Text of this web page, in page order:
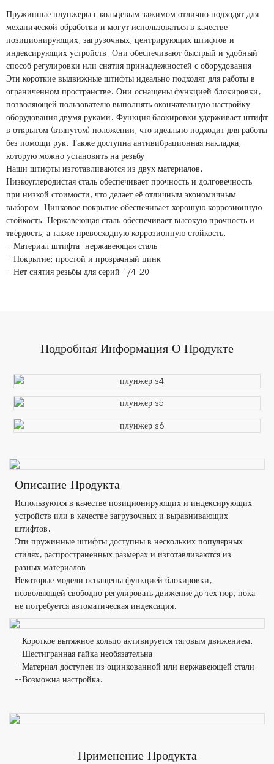
Пружинные плунжеры с кольцевым зажимом отлично подходят для
механической обработки и могут использоваться в качестве
позиционирующих, загрузочных, центрирующих штифтов и
индексирующих устройств. Они обеспечивают быстрый и удобный
способ регулировки или снятия принадлежностей с оборудования.
Эти короткие выдвижные штифты идеально подходят для работы в
ограниченном пространстве. Они оснащены функцией блокировки,
позволяющей пользователю выполнять окончательную настройку
оборудования двумя руками. Функция блокировки удерживает штифт
в открытом (втянутом) положении, что идеально подходит для работы
без помощи рук. Также доступна антивибрационная накладка,
которую можно установить на резьбу.
Наши штифты изготавливаются из двух материалов.
Низкоуглеродистая сталь обеспечивает прочность и долговечность
при низкой стоимости, что делает её отличным экономичным
выбором. Цинковое покрытие обеспечивает хорошую коррозионную
стойкость. Нержавеющая сталь обеспечивает высокую прочность и
твёрдость, а также превосходную коррозионную стойкость.
--Материал штифта: нержавеющая сталь
--Покрытие: простой и прозрачный цинк
--Нет снятия резьбы для серий 1/4-20
Подробная Информация О Продукте
Описание Продукта
Используются в качестве позиционирующих и индексирующих
устройств или в качестве загрузочных и выравнивающих
штифтов.
Эти пружинные штифты доступны в нескольких популярных
стилях, распространенных размерах и изготавливаются из
разных материалов.
Некоторые модели оснащены функцией блокировки,
позволяющей свободно регулировать движение до тех пор, пока
не потребуется автоматическая индексация.
--Короткое вытяжное кольцо активируется тяговым движением.
--Шестигранная гайка необязательна.
--Материал доступен из оцинкованной или нержавеющей стали.
--Возможна настройка.
Применение Продукта